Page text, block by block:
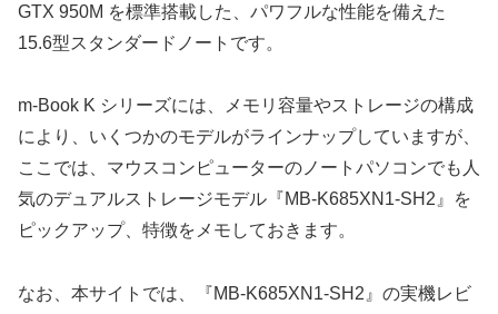
GTX 950M を標準搭載した、パワフルな性能を備えた
15.6型スタンダードノートです。
m-Book K シリーズには、メモリ容量やストレージの構成
により、いくつかのモデルがラインナップしていますが、
ここでは、マウスコンピューターのノートパソコンでも人
気のデュアルストレージモデル『MB-K685XN1-SH2』を
ピックアップ、特徴をメモしておきます。
なお、本サイトでは、『MB-K685XN1-SH2』の実機レビ